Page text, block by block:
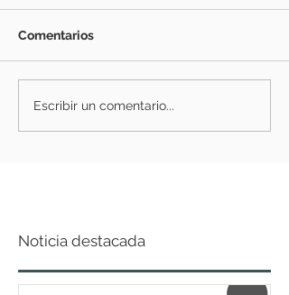
Comentarios
Escribir un comentario...
Noticia destacada